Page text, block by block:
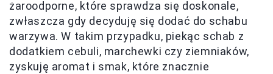
żaroodporne, które sprawdza się doskonale,
zwłaszcza gdy decyduję się dodać do schabu
warzywa. W takim przypadku, piekąc schab z
dodatkiem cebuli, marchewki czy ziemniaków,
zyskuję aromat i smak, które znacznie